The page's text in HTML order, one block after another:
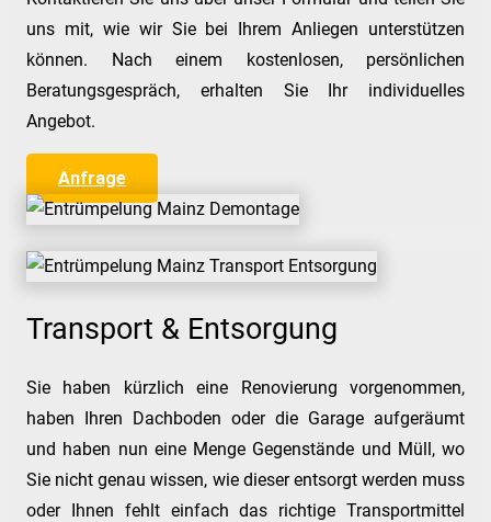
uns mit, wie wir Sie bei Ihrem Anliegen unterstützen
können. Nach einem kostenlosen, persönlichen
Beratungsgespräch, erhalten Sie Ihr individuelles
Angebot.
Anfrage
Transport & Entsorgung
Sie haben kürzlich eine Renovierung vorgenommen,
haben Ihren Dachboden oder die Garage aufgeräumt
und haben nun eine Menge Gegenstände und Müll, wo
Sie nicht genau wissen, wie dieser entsorgt werden muss
oder Ihnen fehlt einfach das richtige Transportmittel